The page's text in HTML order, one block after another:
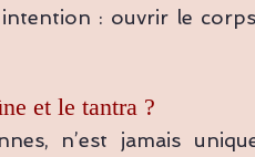
: ouvrir le
et le tantra ?
n’est jamais